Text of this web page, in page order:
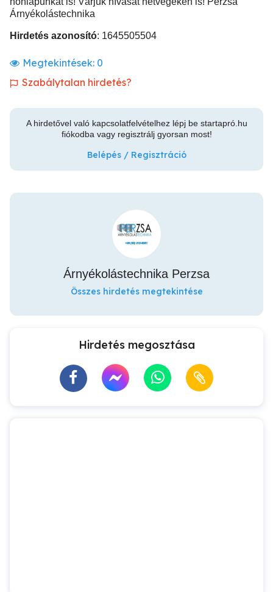
Árnyékolástechnika
Hirdetés azonosító: 1645505504
Megtekintések: 0
Szabálytalan hirdetés?
A hirdetővel való kapcsolatfelvételhez lépj be startapró.hu
fiókodba vagy regisztrálj gyorsan most!
Belépés / Regisztráció
Árnyékolástechnika Perzsa
Összes hirdetés megtekintése
Hirdetés megosztása